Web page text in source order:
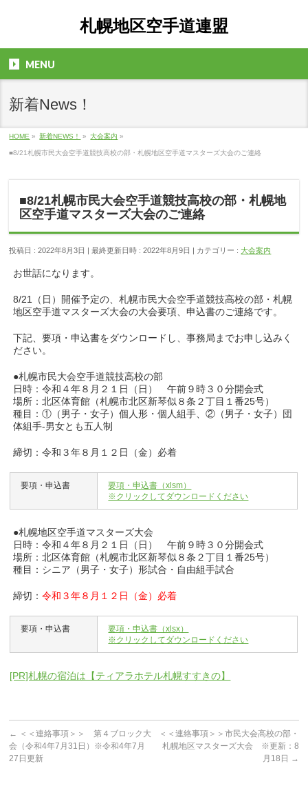
札幌地区空手道連盟
MENU
新着News！
HOME » 新着NEWS！ » 大会案内 »
■8/21札幌市民大会空手道競技高校の部・札幌地区空手道マスターズ大会のご連絡
■8/21札幌市民大会空手道競技高校の部・札幌地
区空手道マスターズ大会のご連絡
投稿日 : 2022年8月3日 最終更新日時 : 2022年8月9日 カテゴリー :大会案内
お世話になります。
8/21（日）開催予定の、札幌市民大会空手道競技高校の部・札幌
地区空手道マスターズ大会の大会要項、申込書のご連絡です。
下記、要項・申込書をダウンロードし、事務局までお申し込みく
ださい。
●札幌市民大会空手道競技高校の部
日時：令和４年８月２１日（日） 午前９時３０分開会式
場所：北区体育館（札幌市北区新琴似８条２丁目１番25号）
種目：①（男子・女子）個人形・個人組手、②（男子・女子）団
体組手-男女とも五人制
締切：令和３年８月１２日（金）必着
要項・申込書
要項・申込書（xlsm）
※クリックしてダウンロードください
●札幌地区空手道マスターズ大会
日時：令和４年８月２１日（日） 午前９時３０分開会式
場所：北区体育館（札幌市北区新琴似８条２丁目１番25号）
種目：シニア（男子・女子）形試合・自由組手試合
締切：令和３年８月１２日（金）必着
要項・申込書
要項・申込書（xlsx）
※クリックしてダウンロードください
[PR]札幌の宿泊は【ティアラホテル札幌すすきの】
← ＜＜連絡事項＞＞ 第４ブロック大
会（令和4年7月31日）※令和4年7月
27日更新
＜＜連絡事項＞＞市民大会高校の部・
札幌地区マスターズ大会 ※更新：8
月18日 →